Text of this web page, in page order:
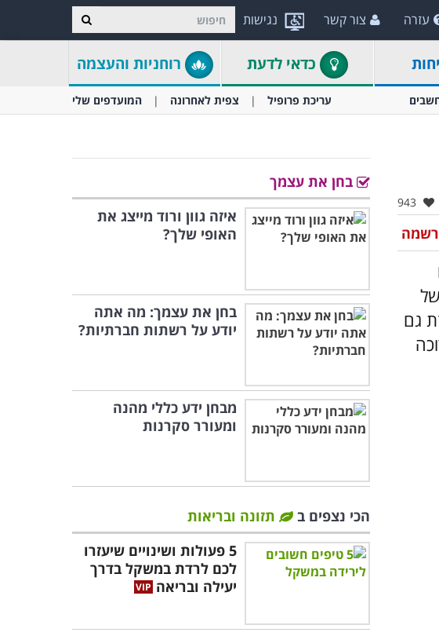
נגישות עזרה צור קשר
כדאי לדעת רוחניות והעצמה
עריכת פרופיל צפית לאחרונה המועדפים שלי
אהבו:
943
גם
בחן את עצמך
איזה גוון ורוד מייצג את
האופי שלך?
בחן את עצמך: מה אתה
יודע על רשתות חברתיות?
מבחן ידע כללי מהנה
ומעורר סקרנות
הכי נצפים ב
תזונה ובריאות
5 פעולות ושינויים שיעזרו
לכם לרדת במשקל בדרך
יעילה ובריאה